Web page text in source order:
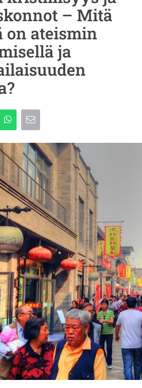
– Mitä
on ateismin
ja